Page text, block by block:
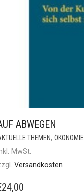
ABWEGEN
THEMEN, ÖKONOMIE
MwSt.
Versandkosten
24,00